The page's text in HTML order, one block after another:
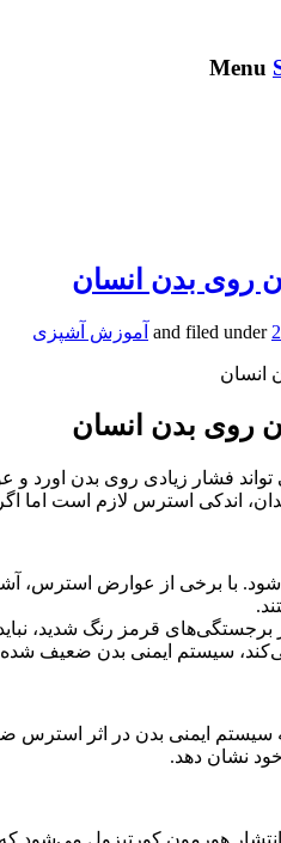
Menu
روی بدن انسان
and filed under آموزش آشپزی
انسان
روی بدن انسان
فشار زیادی روی بدن اورد و
اندکی استرس لازم است اما
با برخی از عوارض استرس،
برجستگی‌های قرمز رنگ شدید،
سیستم ایمنی بدن ضعیف
ایمنی بدن در اثر استرس
نشان دهد.
هورمون کورتیزول می‌شود که